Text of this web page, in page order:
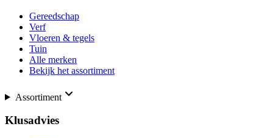
Gereedschap
Verf
Vloeren & tegels
Tuin
Alle merken
Bekijk het assortiment
Assortiment
Klusadvies